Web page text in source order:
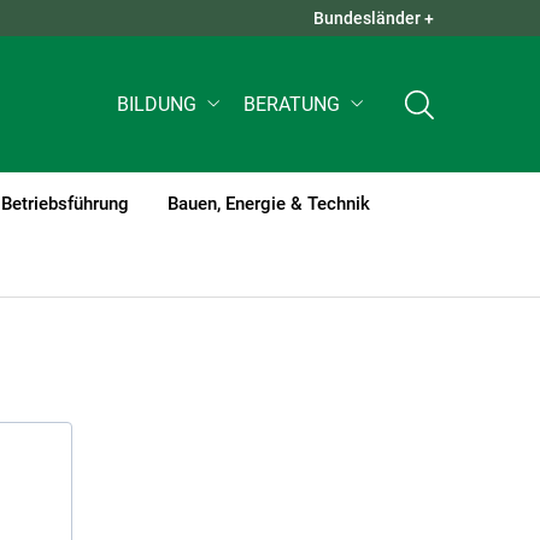
QUICK LINKS +
Bundesländer +
BILDUNG BERATUNG
Betriebsführung Bauen, Energie & Technik